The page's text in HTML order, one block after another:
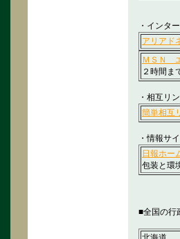
・インタ
アリアド
ＭＳＮ
２時間ま
・相互リ
簡単相互
・情報サ
日報ホー
包装と環
■全国の行